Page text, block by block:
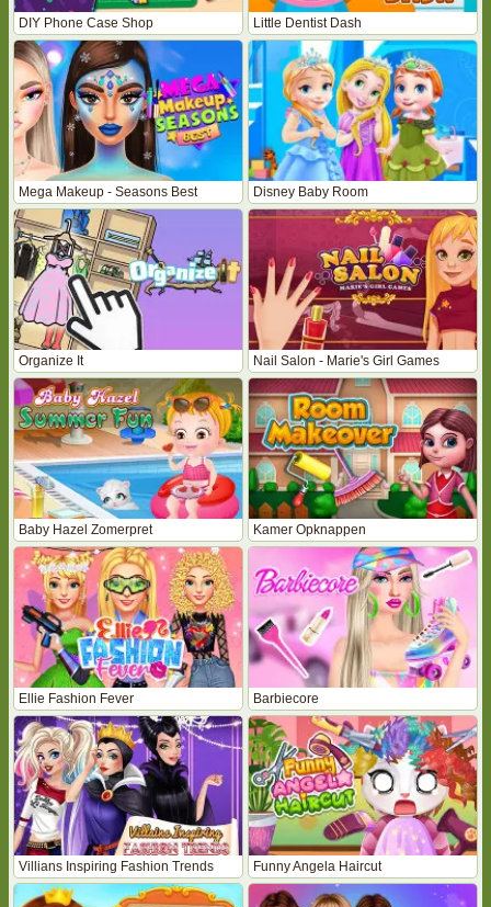
DIY Phone Case Shop Little Dentist Dash
Mega Makeup - Seasons Best Disney Baby Room
Organize It Nail Salon - Marie's Girl Games
Baby Hazel Zomerpret Kamer Opknappen
Ellie Fashion Fever Barbiecore
Villians Inspiring Fashion Trends Funny Angela Haircut